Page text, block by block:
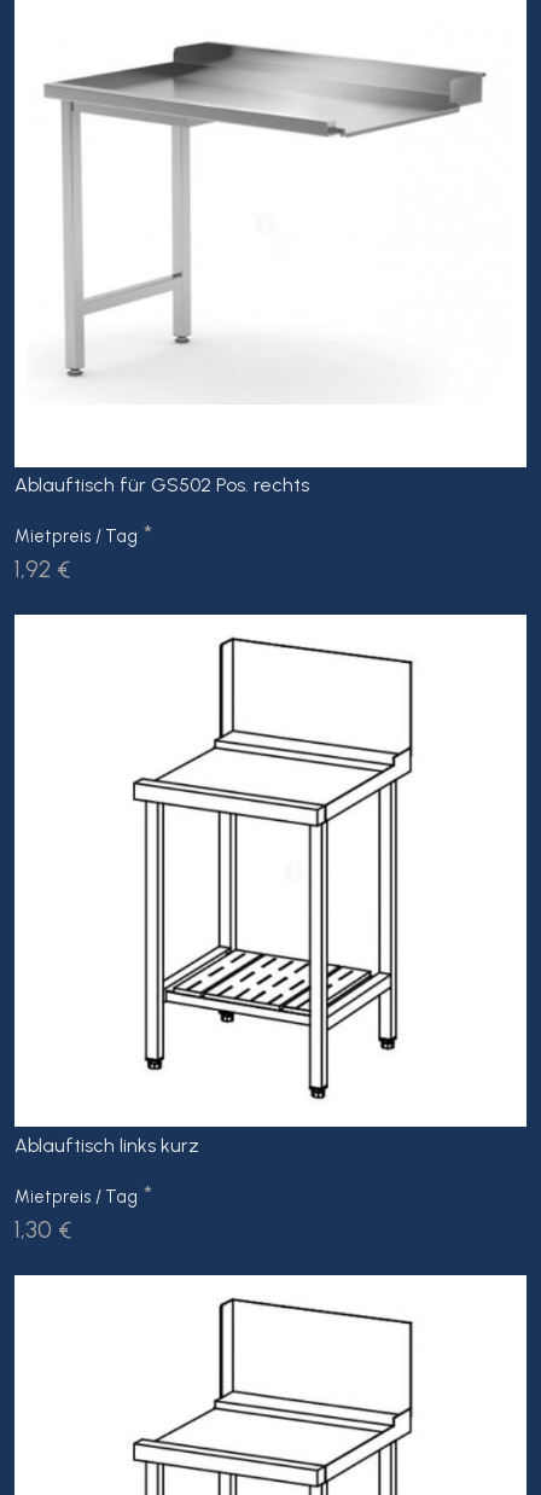
Ablauftisch für GS502 Pos. rechts
Mietpreis / Tag *
1,92 €
Ablauftisch links kurz
Mietpreis / Tag *
1,30 €